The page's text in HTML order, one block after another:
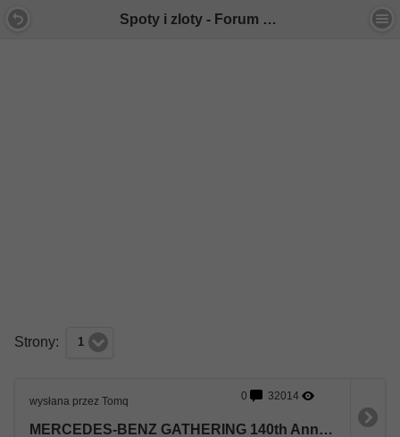
Spoty i zloty - Forum Mercedes E-Klasa
Strony: 1
wysłana przez Tomq 0 32014
MERCEDES-BENZ GATHERING 140th Anniversary Toruń 2026